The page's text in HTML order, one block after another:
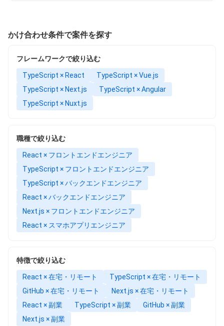
かけ合わせ条件で案件を探す
フレームワークで絞り込む
TypeScript × React
TypeScript × Vue.js
TypeScript × Next.js
TypeScript × Angular
TypeScript × Nuxt.js
職種で絞り込む
React × フロントエンドエンジニア
TypeScript × フロントエンドエンジニア
TypeScript × バックエンドエンジニア
React × バックエンドエンジニア
Next.js × フロントエンドエンジニア
React × スマホアプリエンジニア
特徴で絞り込む
React × 在宅・リモート
TypeScript × 在宅・リモート
GitHub × 在宅・リモート
Next.js × 在宅・リモート
React × 副業
TypeScript × 副業
GitHub × 副業
Next.js × 副業